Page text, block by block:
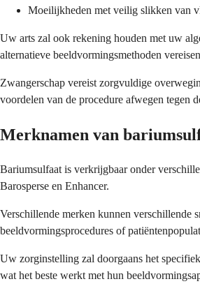
Moeilijkheden met veilig slikken van
Uw arts zal ook rekening houden met uw
alternatieve beeldvormingsmethoden
Zwangerschap vereist zorgvuldige
voordelen van de procedure afwegen tegen
Merknamen van
Bariumsulfaat is verkrijgbaar onder
Barosperse en Enhancer.
Verschillende merken kunnen verschillende
beeldvormingsprocedures of
Uw zorginstelling zal doorgaans het
wat het beste werkt met hun